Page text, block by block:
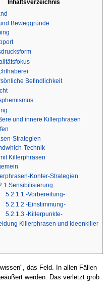
Inhaltsverzeichnis
Beweggründe
Befindlichkeit
und innere Killerphrasen
Strategien
Technik
Killerphrasen
Konter-Strategien
Sensibilisierung
5.2.1.1 -Vorbereitung-
5.2.1.2 -Einstimmung-
5.2.1.3 -Killerpunkte-
Killerphrasen und Ideenkiller
das Feld. In allen Fällen
werden. Das verletzt grob